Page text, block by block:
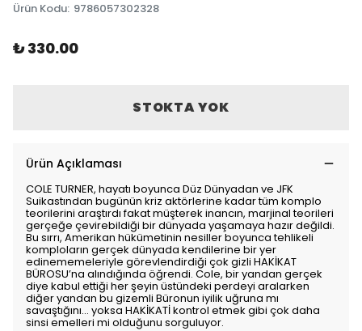
Ürün Kodu: 9786057302328
₺ 330.00
STOKTA YOK
Ürün Açıklaması
COLE TURNER, hayatı boyunca Düz Dünyadan ve JFK
Suikastından bugünün kriz aktörlerine kadar tüm komplo
teorilerini araştırdı fakat müşterek inancın, marjinal teorileri
gerçeğe çevirebildiği bir dünyada yaşamaya hazır değildi.
Bu sırrı, Amerikan hükümetinin nesiller boyunca tehlikeli
komploların gerçek dünyada kendilerine bir yer
edinememeleriyle görevlendirdiği çok gizli HAKİKAT
BÜROSU’na alındığında öğrendi. Cole, bir yandan gerçek
diye kabul ettiği her şeyin üstündeki perdeyi aralarken
diğer yandan bu gizemli Büronun iyilik uğruna mı
savaştığını… yoksa HAKİKATİ kontrol etmek gibi çok daha
sinsi emelleri mi olduğunu sorguluyor.